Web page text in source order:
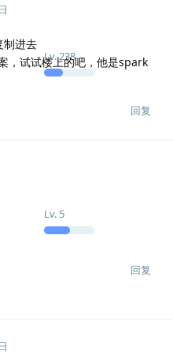
Lv.238
制进去
，试试楼上的吧，他是spark
回复
Lv. 5
回复